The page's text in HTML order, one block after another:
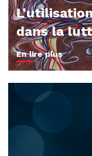
dans la
En lire plus